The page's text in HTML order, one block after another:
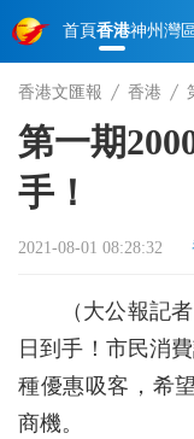
首頁香港神州 灣
香港文匯報 香港
第一期
手！
2021-08-01 08:28:32
（大公報記
日到手！市民消
種優惠吸客，希
商機。